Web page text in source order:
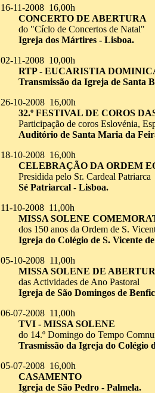
16-11-2008 16,00h
CONCERTO DE ABERTURA
do "Cíclo de Concertos de Natal"
Igreja dos Mártires - Lisboa.
02-11-2008 10,00h
RTP - EUCARISTIA
Transmissão da Igreja de Santa
26-10-2008 16,00h
32.º FESTIVAL DE COROS
Participação de coros Eslovénia,
Auditório de Santa Maria da
18-10-2008 16,00h
CELEBRAÇÃO DA ORDEM
Presidida pelo Sr. Cardeal Patriarca
Sé Patriarcal - Lisboa.
11-10-2008 11,00h
MISSA SOLENE
dos 150 anos da Ordem de S.
Igreja do Colégio de S. Vicente
05-10-2008 11,00h
MISSA SOLENE DE
das Actividades de Ano Pastoral
Igreja de São Domingos de
06-07-2008 11,00h
TVI - MISSA SOLENE
do 14.º Domingo do Tempo
Trasmissão da Igreja do Colégio
05-07-2008 16,00h
CASAMENTO
Igreja de São Pedro - Palmela.